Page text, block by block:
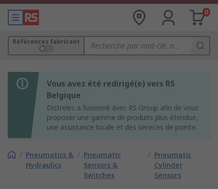
0
Références fabricant
Vous avez été redirigé(e) vers RS
Belgique
Distrelec a fusionné avec RS Group afin de vous
proposer une gamme de produits plus étendue,
une assistance locale et des services de pointe.
/ Pneumatics &
Hydraulics
/ Pneumatic
Sensors &
Switches
/ Pneumatic
Cylinder
Sensors